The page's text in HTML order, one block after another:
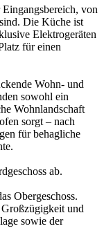
von
Die Küche ist
Elektrogeräten
für einen
Wohn- und
sowohl ein
Wohnlandschaft
sorgt – nach
für behagliche
ab.
Obergeschoss.
und
sowie der